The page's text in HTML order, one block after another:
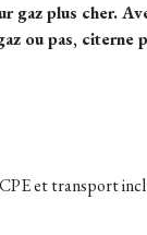
gaz plus cher.
ou pas, citerne
et transport